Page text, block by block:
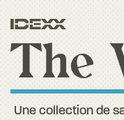
Une collection de